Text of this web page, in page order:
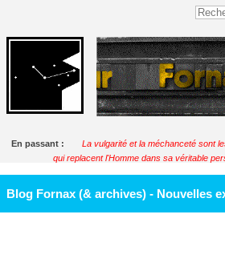
En passant :
La vulgarité et la méchanceté sont
qui replacent l'Homme dans sa véritable
Blog Fornax (& archives) - Nouvelles